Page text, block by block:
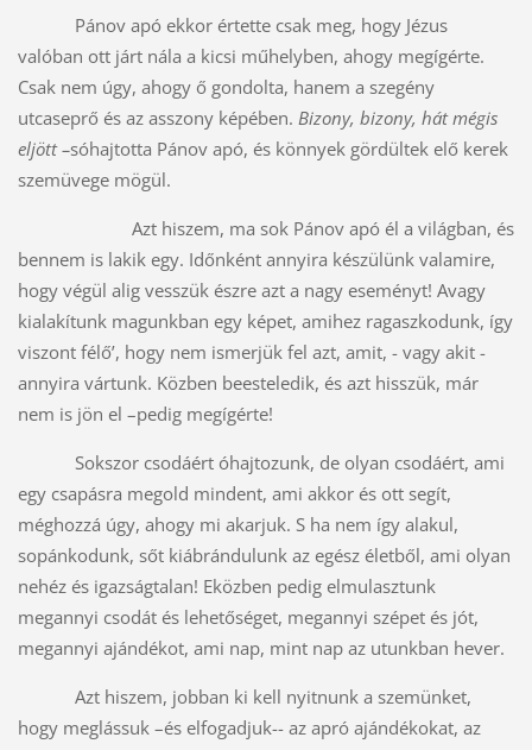
Pánov apó ekkor értette csak meg, hogy Jézus
valóban ott járt nála a kicsi műhelyben, ahogy megígérte.
Csak nem úgy, ahogy ő gondolta, hanem a szegény
utcaseprő és az asszony képében. Bizony, bizony, hát mégis
eljött –sóhajtotta Pánov apó, és könnyek gördültek elő kerek
szemüvege mögül.
Azt hiszem, ma sok Pánov apó él a világban, és
bennem is lakik egy. Időnként annyira készülünk valamire,
hogy végül alig vesszük észre azt a nagy eseményt! Avagy
kialakítunk magunkban egy képet, amihez ragaszkodunk, így
viszont félő’, hogy nem ismerjük fel azt, amit, - vagy akit -
annyira vártunk. Közben beesteledik, és azt hisszük, már
nem is jön el –pedig megígérte!
Sokszor csodáért óhajtozunk, de olyan csodáért, ami
egy csapásra megold mindent, ami akkor és ott segít,
méghozzá úgy, ahogy mi akarjuk. S ha nem így alakul,
sopánkodunk, sőt kiábrándulunk az egész életből, ami olyan
nehéz és igazságtalan! Eközben pedig elmulasztunk
megannyi csodát és lehetőséget, megannyi szépet és jót,
megannyi ajándékot, ami nap, mint nap az utunkban hever.
Azt hiszem, jobban ki kell nyitnunk a szemünket,
hogy meglássuk –és elfogadjuk-- az apró ajándékokat, az